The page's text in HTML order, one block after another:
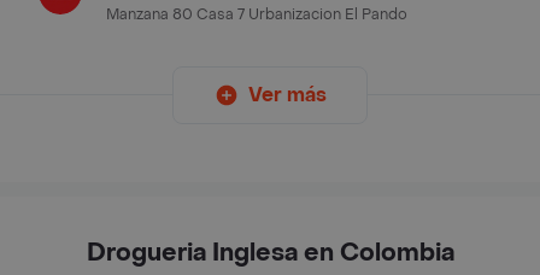
Manzana 80 Casa 7 Urbanizacion El Pando
Ver más
Drogueria Inglesa en Colombia